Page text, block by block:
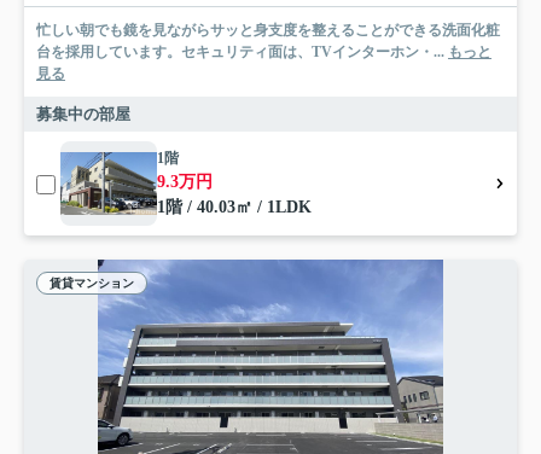
忙しい朝でも鏡を見ながらサッと身支度を整えることができる洗面化粧
台を採用しています。セキュリティ面は、TVインターホン・... もっと
見る
募集中の部屋
1階
9.3万円
1階 / 40.03㎡ / 1LDK
賃貸マンション